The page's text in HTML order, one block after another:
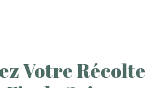
VotreRécolte